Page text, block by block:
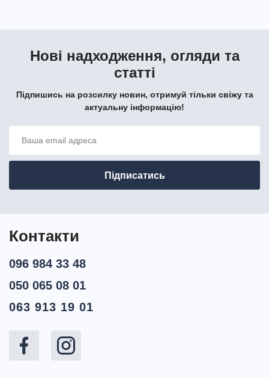
Нові надходження, огляди та
статті
Підпишись на розсилку новин, отримуй тільки свіжу та
актуальну інформацію!
Контакти
096 984 33 48
050 065 08 01
063 913 19 01